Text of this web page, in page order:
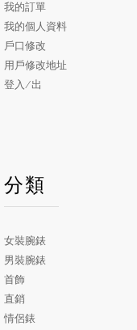
我的訂單
我的個人資料
戶口修改
用戶修改地址
登入/出
分類
女裝腕錶
男裝腕錶
首飾
直銷
情侶錶